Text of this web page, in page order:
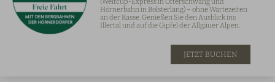
Hörnerbahn in Bolsterlang) – ohne Wartezeiten
an der Kasse. Genießen Sie den Ausblick ins
Illertal und auf die Gipfel der Allgäuer Alpen.
JETZT BUCHEN